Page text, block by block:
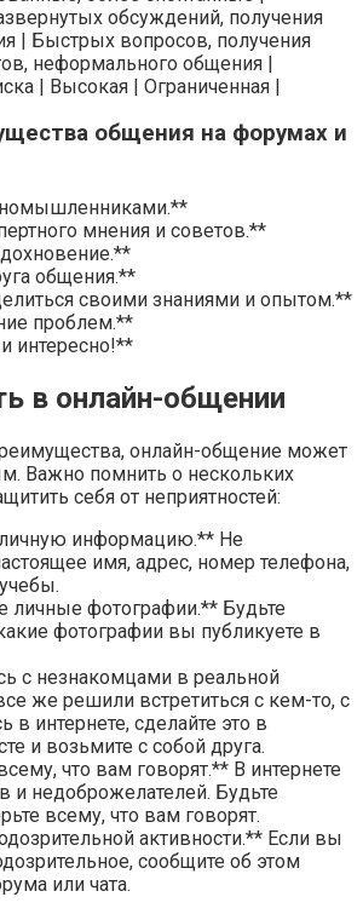
обсуждений, получения
| Быстрых вопросов, получения
неформального общения |
| Высокая | Ограниченная |
общения на форумах и
мнения и советов.**
общения.**
своими знаниями и опытом.**
проблем.**
интересно!**
в онлайн-общении
онлайн-общение может
Важно помнить о нескольких
себя от неприятностей:
информацию.** Не
имя, адрес, номер телефона,
личные фотографии.** Будьте
фотографии вы публикуете в
с незнакомцами в реальной
же решили встретиться с кем-то, с
в интернете, сделайте это в
и возьмите с собой друга.
что вам говорят.** В интернете
недоброжелателей. Будьте
всему, что вам говорят.
активности.** Если вы
сообщите об этом
или чата.